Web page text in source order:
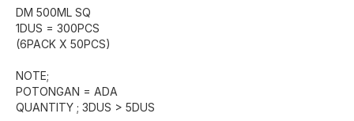
DM 500ML SQ
1DUS = 300PCS
(6PACK X 50PCS)
NOTE;
POTONGAN = ADA
QUANTITY ; 3DUS > 5DUS